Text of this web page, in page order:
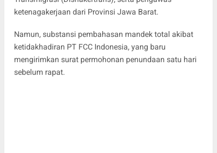
ketenagakerjaan dari Provinsi Jawa Barat.
Namun, substansi pembahasan mandek total akibat
ketidakhadiran PT FCC Indonesia, yang baru
mengirimkan surat permohonan penundaan satu hari
sebelum rapat.